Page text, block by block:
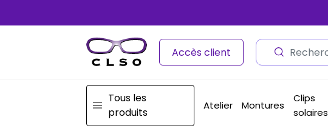
Accès client
Tous les
produits
Atelier Montures
Clips
solaires